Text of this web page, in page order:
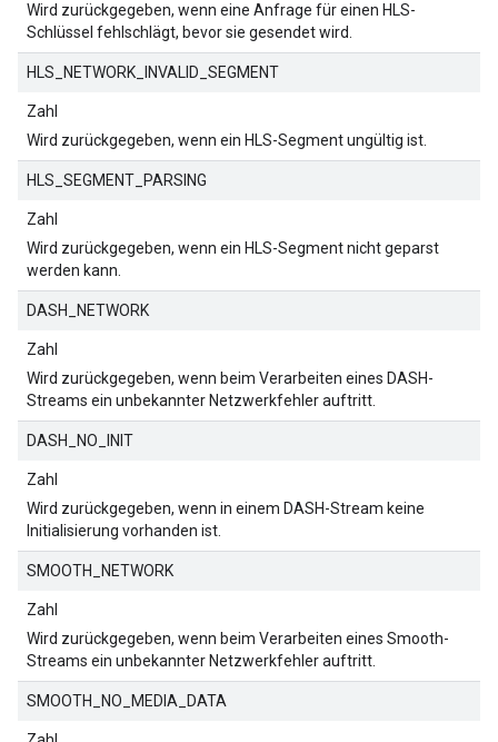
Wird zurückgegeben, wenn eine Anfrage für einen HLS-
Schlüssel fehlschlägt, bevor sie gesendet wird.
HLS_NETWORK_INVALID_SEGMENT
Zahl
Wird zurückgegeben, wenn ein HLS-Segment ungültig ist.
HLS_SEGMENT_PARSING
Zahl
Wird zurückgegeben, wenn ein HLS-Segment nicht geparst
werden kann.
DASH_NETWORK
Zahl
Wird zurückgegeben, wenn beim Verarbeiten eines DASH-
Streams ein unbekannter Netzwerkfehler auftritt.
DASH_NO_INIT
Zahl
Wird zurückgegeben, wenn in einem DASH-Stream keine
Initialisierung vorhanden ist.
SMOOTH_NETWORK
Zahl
Wird zurückgegeben, wenn beim Verarbeiten eines Smooth-
Streams ein unbekannter Netzwerkfehler auftritt.
SMOOTH_NO_MEDIA_DATA